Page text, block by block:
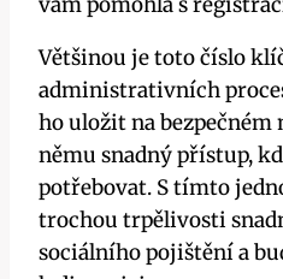
Většinou je toto číslo
administrativních
ho uložit na bezpečném
němu snadný přístup,
potřebovat. S tímto
trochou trpělivosti
sociálního pojištění a